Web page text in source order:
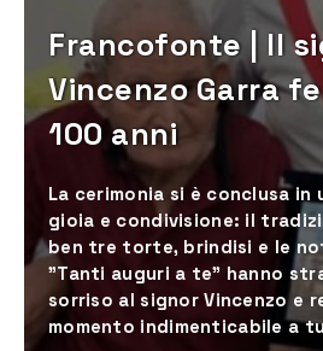
Francofonte | Il
Vincenzo Garra
100 anni
La cerimonia si è conclusa in
gioia e condivisione: il
ben tre torte, brindisi e le
"Tanti auguri a te" hanno
sorriso al signor Vincenzo e
momento indimenticabile a